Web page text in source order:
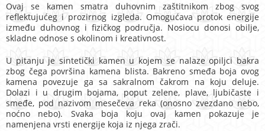
Ovaj se kamen smatra duhovnim zaštitnikom zbog svog
reflektujućeg i prozirnog izgleda. Omogućava protok energije
između duhovnog i fizičkog područja. Nosiocu donosi obilje,
skladne odnose s okolinom i kreativnost.
U pitanju je sintetički kamen u kojem se nalaze opiljci bakra
zbog čega površina kamena blista. Bakreno smeđa boja ovog
kamena povezuje ga sa sakralnom čakrom na koju deluje.
Dolazi i u drugim bojama, poput zelene, plave, ljubičaste i
smeđe, pod nazivom mesečeva reka (onosno zvezdano nebo,
noćno nebo). Svaka boja koju ovaj kamen pokazuje je
namenjena vrsti energije koja iz njega zrači.